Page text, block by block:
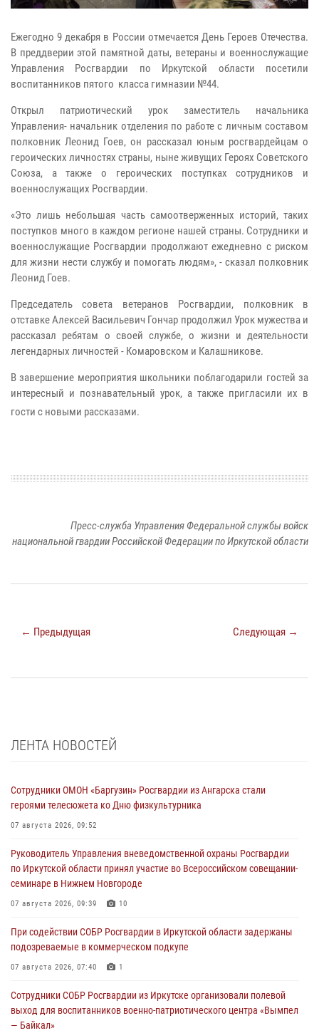
Ежегодно 9 декабря в России отмечается День Героев Отечества.
В преддверии этой памятной даты, ветераны и военнослужащие
Управления Росгвардии по Иркутской области посетили
воспитанников пятого класса гимназии №44.
Открыл патриотический урок заместитель начальника
Управления- начальник отделения по работе с личным составом
полковник Леонид Гоев, он рассказал юным росгвардейцам о
героических личностях страны, ныне живущих Героях Советского
Союза, а также о героических поступках сотрудников и
военнослужащих Росгвардии.
«Это лишь небольшая часть самоотверженных историй, таких
поступков много в каждом регионе нашей страны. Сотрудники и
военнослужащие Росгвардии продолжают ежедневно с риском
для жизни нести службу и помогать людям», - сказал полковник
Леонид Гоев.
Председатель совета ветеранов Росгвардии, полковник в
отставке Алексей Васильевич Гончар продолжил Урок мужества и
рассказал ребятам о своей службе, о жизни и деятельности
легендарных личностей - Комаровском и Калашникове.
В завершение мероприятия школьники поблагодарили гостей за
интересный и познавательный урок, а также пригласили их в
гости с новыми рассказами.
Пресс-служба Управления Федеральной службы войск
национальной гвардии Российской Федерации по Иркутской области
← Предыдущая Следующая →
ЛЕНТА НОВОСТЕЙ
Сотрудники ОМОН «Баргузин» Росгвардии из Ангарска стали
героями телесюжета ко Дню физкультурника
07 августа 2026, 09:52
Руководитель Управления вневедомственной охраны Росгвардии
по Иркутской области принял участие во Всероссийском совещании-
семинаре в Нижнем Новгороде
07 августа 2026, 09:39 10
При содействии СОБР Росгвардии в Иркутской области задержаны
подозреваемые в коммерческом подкупе
07 августа 2026, 07:40 1
Сотрудники СОБР Росгвардии из Иркутске организовали полевой
выход для воспитанников военно-патриотического центра «Вымпел
— Байкал»